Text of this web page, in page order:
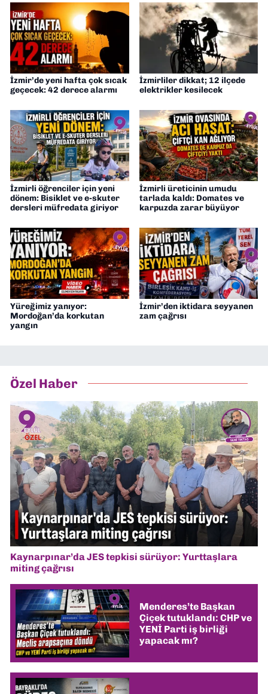
İzmir’de yeni hafta çok sıcak
geçecek: 42 derece alarmı
İzmirliler dikkat; 12 ilçede
elektrikler kesilecek
İzmirli öğrenciler için yeni
dönem: Bisiklet ve e-skuter
dersleri müfredata giriyor
İzmirli üreticinin umudu
tarlada kaldı: Domates ve
karpuzda zarar büyüyor
Yüreğimiz yanıyor:
Mordoğan’da korkutan
yangın
İzmir’den iktidara seyyanen
zam çağrısı
Özel Haber
Kaynarpınar’da JES tepkisi sürüyor: Yurttaşlara
miting çağrısı
Menderes’te Başkan
Çiçek tutuklandı: CHP ve
YENİ Parti iş birliği
yapacak mı?